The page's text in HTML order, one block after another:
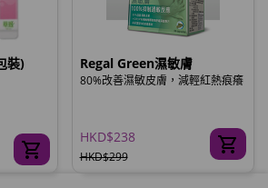
裝) Regal Green濕敏膚
80%改善濕敏皮膚，減輕紅熱痕癢
HKD$238
HKD$299